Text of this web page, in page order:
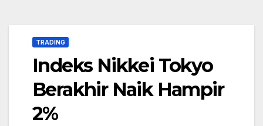
TRADING
Indeks Nikkei Tokyo
Berakhir Naik Hampir
2%